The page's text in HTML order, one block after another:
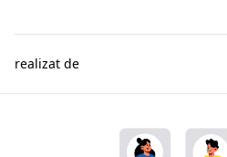
realizat de